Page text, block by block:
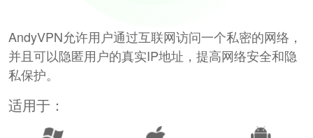
AndyVPN允许用户通过互联网访问一个私密的网络，
并且可以隐匿用户的真实IP地址，提高网络安全和隐
私保护。
适用于：